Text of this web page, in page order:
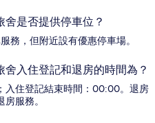
是否提供停車位？
務，但附近設有優惠停車場。
入住登記和退房的時間為？
入住登記結束時間：00:00。退房
服務。